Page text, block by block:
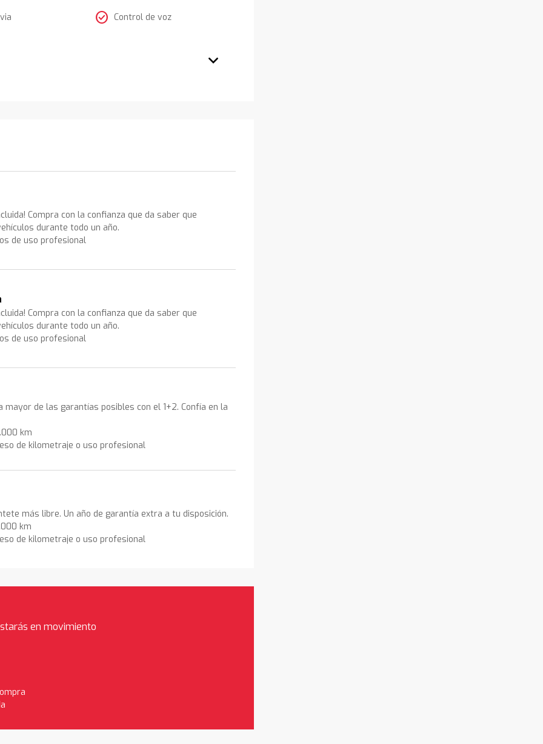
check_circle Control de voz
Compra con la confianza que da saber que
durante todo un año.
de uso profesional
Compra con la confianza que da saber que
durante todo un año.
de uso profesional
mayor de las garantías posibles con el 1+2. Confía en la
km
de kilometraje o uso profesional
más libre. Un año de garantía extra a tu disposición.
km
de kilometraje o uso profesional
en movimiento